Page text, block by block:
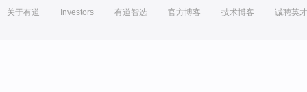
关于有道 Investors 有道智选 官方博客 技术博客 诚聘英才